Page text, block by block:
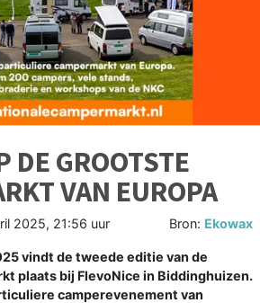
DE GROOTSTE
VAN EUROPA
2025, 21:56 uur Bron: Ekowax
vindt de tweede editie van de
plaats bij FlevoNice in Biddinghuizen.
camperevenement van